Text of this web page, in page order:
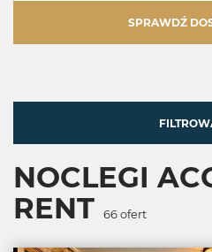
SPRAWDŹ
NOCLEGI
RENT
66 ofert